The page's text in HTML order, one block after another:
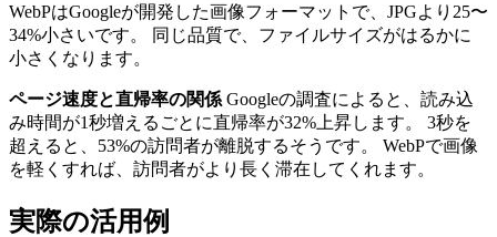
WebPはGoogleが開発した画像フォーマットで、JPGより25〜
34%小さいです。 同じ品質で、ファイルサイズがはるかに
小さくなります。
ページ速度と直帰率の関係 Googleの調査によると、読み込
み時間が1秒増えるごとに直帰率が32%上昇します。 3秒を
超えると、53%の訪問者が離脱するそうです。 WebPで画像
を軽くすれば、訪問者がより長く滞在してくれます。
実際の活用例